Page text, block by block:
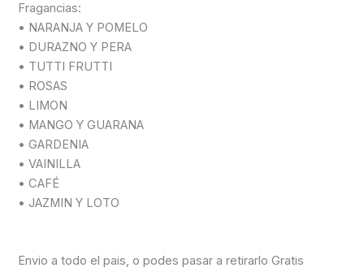
Fragancias:
• NARANJA Y POMELO
• DURAZNO Y PERA
• TUTTI FRUTTI
• ROSAS
• LIMON
• MANGO Y GUARANA
• GARDENIA
• VAINILLA
• CAFÉ
• JAZMIN Y LOTO
Envio a todo el pais, o podes pasar a retirarlo Gratis